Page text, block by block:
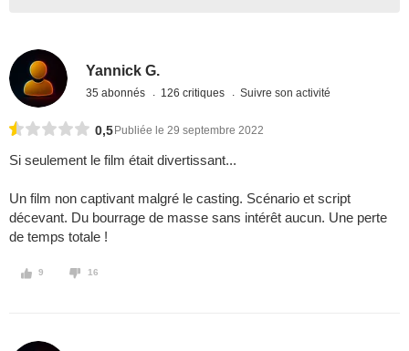
Yannick G.
35 abonnés 126 critiques Suivre son activité
0,5 Publiée le 29 septembre 2022
Si seulement le film était divertissant...
Un film non captivant malgré le casting. Scénario et script
décevant. Du bourrage de masse sans intérêt aucun. Une perte
de temps totale !
9 16